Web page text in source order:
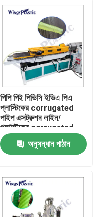
পিপি পিই পিভিসি ইভিএ পিএ
প্লাস্টিকের corrugated
পাইপ এক্সট্রুশন লাইন/
প্লাস্টিকের corrugated
পাইপ এক্সট্রুশন মেশিন
অনুসন্ধান পাঠান